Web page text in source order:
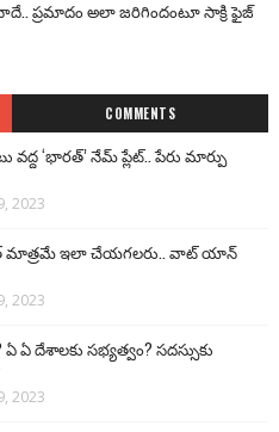
ప్రమాదం అలా జరిగిందంటూ సాక్రి ఫైజ్
COMMENTS
వద్ద ‘భారత్’ నేమ్ ప్లేట్‌.. పేరు మార్పు
2023
మాత్రమే ఇలా చేయగలరు.. వాట్ యాన్
2023
ఏ దేశాలకు సభ్యత్వం? సదస్సుకు
2023